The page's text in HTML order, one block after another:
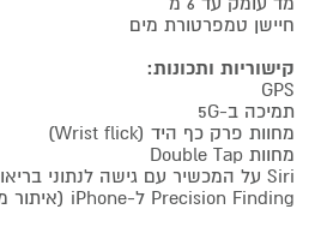
חיישן טמפרטורת מים
קישוריות ותכונות:
GPS
תמיכה ב-5G
מחוות פרק כף היד (Wrist flick)
מחוות Double Tap
Siri על המכשיר עם גישה לנתוני בריאות
Precision Finding ל-iPhone (איתור מדויק)